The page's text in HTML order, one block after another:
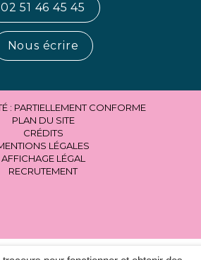
02 51 46 45 45
Nous écrire
: PARTIELLEMENT CONFORME
PLAN DU SITE
CRÉDITS
LÉGALES
AFFICHAGE LÉGAL
RECRUTEMENT